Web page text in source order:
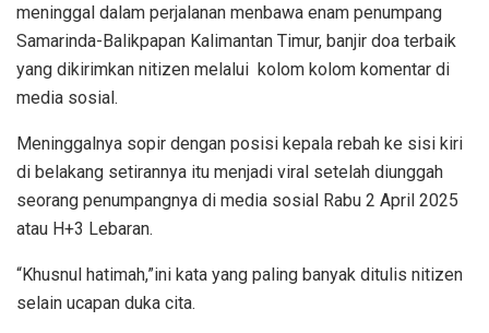
meninggal dalam perjalanan menbawa enam penumpang
Samarinda-Balikpapan Kalimantan Timur, banjir doa terbaik
yang dikirimkan nitizen melalui kolom kolom komentar di
media sosial.
Meninggalnya sopir dengan posisi kepala rebah ke sisi kiri
di belakang setirannya itu menjadi viral setelah diunggah
seorang penumpangnya di media sosial Rabu 2 April 2025
atau H+3 Lebaran.
“Khusnul hatimah,”ini kata yang paling banyak ditulis nitizen
selain ucapan duka cita.